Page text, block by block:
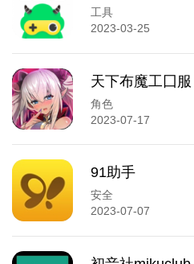
工具
2023-03-25
天下布魔工囗服
角色
2023-07-17
91助手
安全
2023-07-07